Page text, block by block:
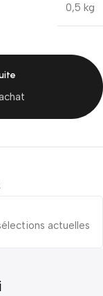
0,5 kg
actuelles